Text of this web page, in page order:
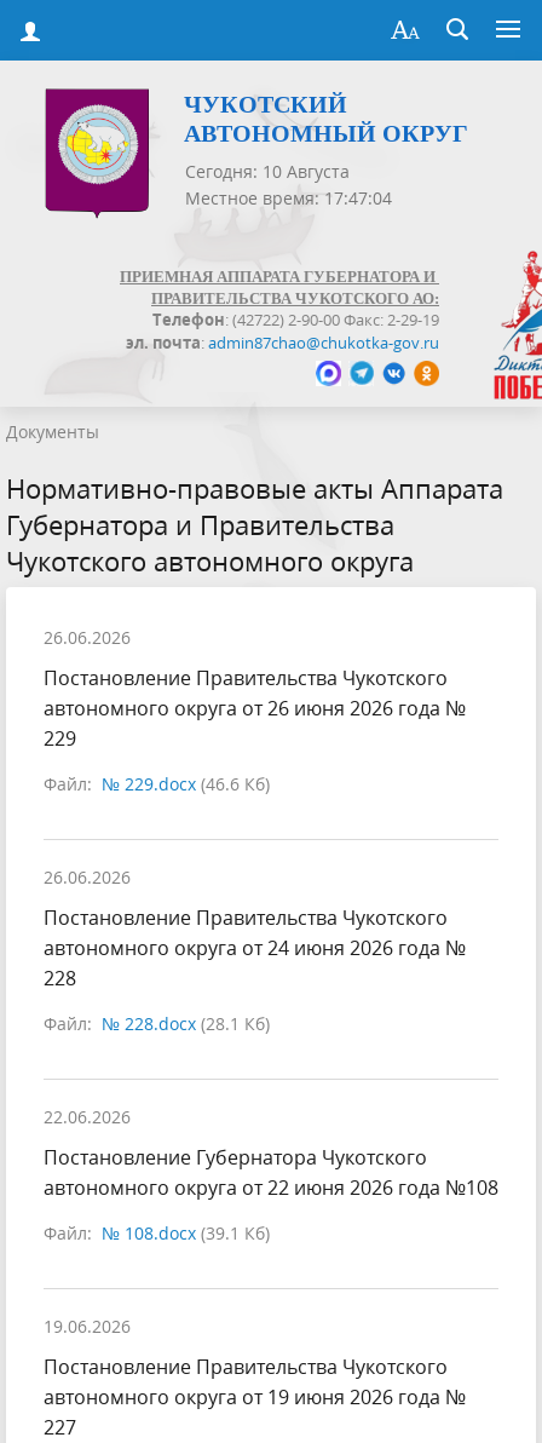
ЧУКОТСКИЙ
АВТОНОМНЫЙ ОКРУГ
Сегодня: 10 Августа
Местное время: 17:47:04
ПРИЕМНАЯ АППАРАТА ГУБЕРНАТОРА И
ПРАВИТЕЛЬСТВА ЧУКОТСКОГО АО:
Телефон: (42722) 2-90-00 Факс: 2-29-19
эл. почта:admin87chao@chukotka-gov.ru
Документы
Нормативно-правовые акты Аппарата
Губернатора и Правительства
Чукотского автономного округа
26.06.2026
Постановление Правительства Чукотского
автономного округа от 26 июня 2026 года №
229
Файл: № 229.docx (46.6 Кб)
26.06.2026
Постановление Правительства Чукотского
автономного округа от 24 июня 2026 года №
228
Файл: № 228.docx (28.1 Кб)
22.06.2026
Постановление Губернатора Чукотского
автономного округа от 22 июня 2026 года №108
Файл: № 108.docx (39.1 Кб)
19.06.2026
Постановление Правительства Чукотского
автономного округа от 19 июня 2026 года №
227